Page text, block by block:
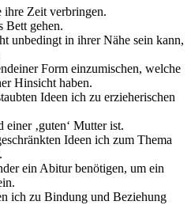
ihre Zeit verbringen.
Bett gehen.
unbedingt in ihrer Nähe sein kann,
Form einzumischen, welche
Hinsicht haben.
Ideen ich zu erzieherischen
‚guten‘ Mutter ist.
Ideen ich zum Thema
ein Abitur benötigen, um ein
ich zu Bindung und Beziehung